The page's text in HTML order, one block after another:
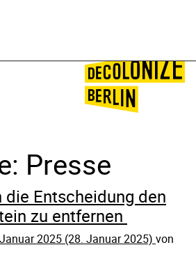
🌍
🌞
Presse
die Entscheidung den
zu entfernen
2025 (28. Januar 2025) von